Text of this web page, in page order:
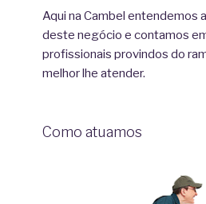
Aqui na Cambel entendemos
deste negócio e contamos
profissionais provindos do
melhor lhe atender.
Como atuamos